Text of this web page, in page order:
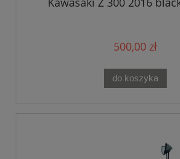
500,00 zł
do koszyka